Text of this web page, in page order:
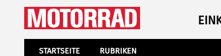
STARTSEITE RUBRIKEN